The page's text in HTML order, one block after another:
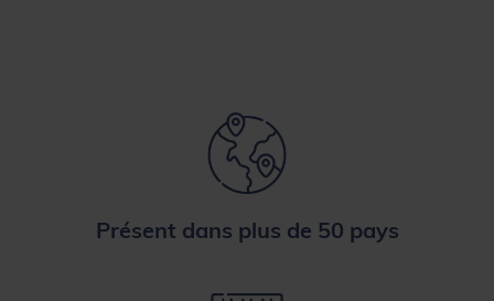
Présent dans plus de 50 pays